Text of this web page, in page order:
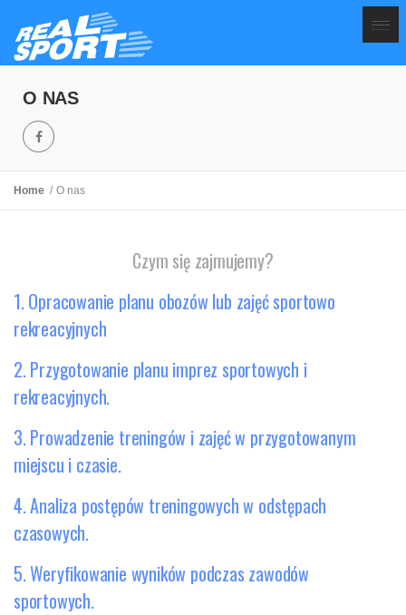
O NAS
Home O nas
Czym się zajmujemy?
1. Opracowanie planu obozów lub zajęć sportowo
rekreacyjnych
2. Przygotowanie planu imprez sportowych i
rekreacyjnych.
3. Prowadzenie treningów i zajęć w przygotowanym
miejscu i czasie.
4. Analiza postępów treningowych w odstępach
czasowych.
5. Weryfikowanie wyników podczas zawodów
sportowych.